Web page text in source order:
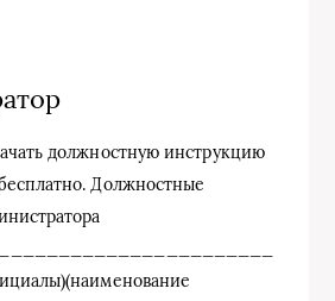
должностную инструкцию
Должностные